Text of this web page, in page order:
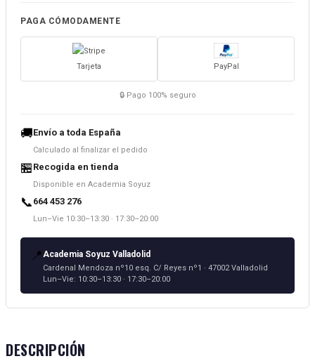
PAGA CÓMODAMENTE
Tarjeta PayPal
🔒 Pago 100% seguro
🚚Envío a toda España
Calculado al finalizar el pedido
🏪 Recogida en tienda
Disponible en Academia Soyuz
📞 664 453 276
Lun–Vie 10:30–13:30 · 17:30–20:00
📍 Academia Soyuz Valladolid
Cardenal Mendoza nº10 esq. C/ Reyes nº1 · 47002 Valladolid
Lun–Vie: 10:30–13:30 · 17:30–20:00
DESCRIPCIÓN